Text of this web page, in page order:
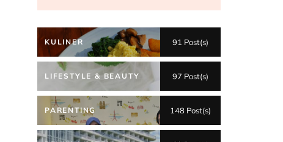
KULINER 91 Post(s)
LIFESTYLE & BEAUTY 97 Post(s)
PARENTING 148 Post(s)